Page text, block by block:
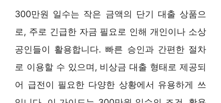
300만원 일수는 작은 금액의 단기 대출 상품으
로, 주로 긴급한 자금 필요로 인해 개인이나 소상
공인들이 활용합니다. 빠른 승인과 간편한 절차
로 이용할 수 있으며, 비상금 대출 형태로 제공되
어 급전이 필요한 다양한 상황에서 유용하게 쓰